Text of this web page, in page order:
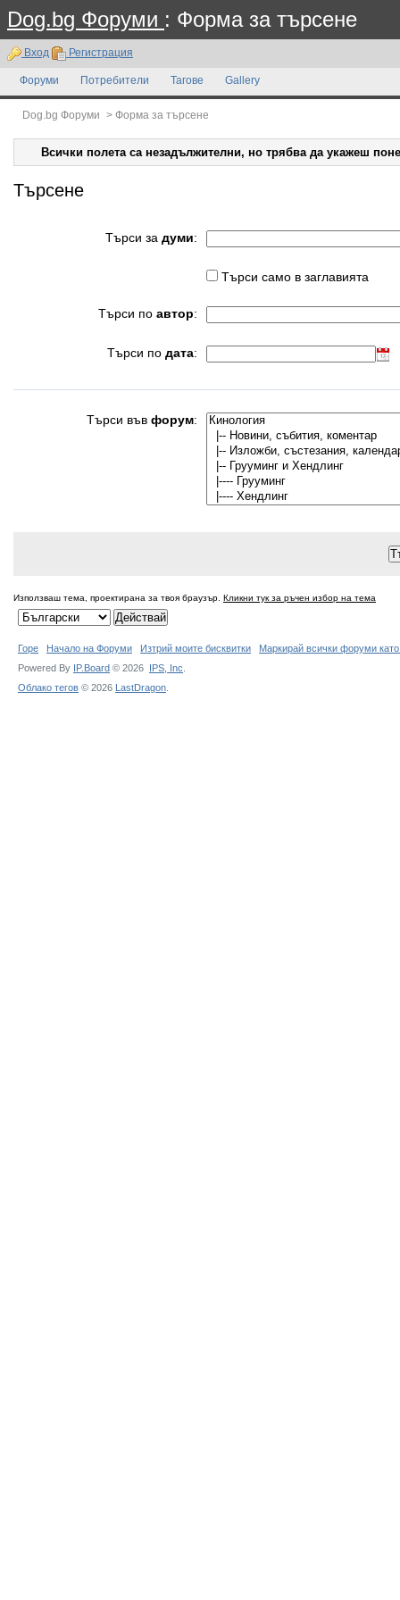
Dog.bg Форуми : Форма за търсене
Вход Регистрация
Форуми Потребители Тагове Gallery
Dog.bg Форуми > Форма за търсене
Всички полета са незадължителни, но трябва да укажеш
Търсене
Търси за думи:
Търси само в заглавията
Търси по автор:
Търси по дата:
Търси във форум:
Използваш тема, проектирана за твоя браузър. Кликни тук за ръчен избор на тема
Горе Начало на Форуми Изтрий моите бисквитки
Маркирай всички форуми
Powered By IP.Board © 2026 IPS, Inc
Облако тегов © 2026 LastDragon